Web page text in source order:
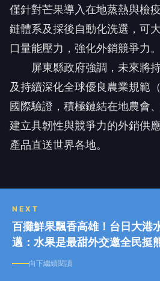
僅針對芒果導入在地蒸熱與檢
鏈體系及採後自動化洗選，可
口量能壓力，強化外銷競爭力。
屏東縣政府強調，未來將持
及持續深化全球優良農業規範
國際驗證，積極鏈結在地農會
建立具韌性與競爭力的外銷供
產品直送世界各地。
NEXT
百攤鮮果飄香高雄！台日大
邁：水果是最甜外交邀全民挺
向下繼續閱讀